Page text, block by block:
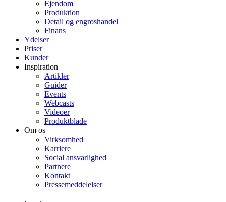
Ejendom
Produktion
Detail og engroshandel
Finans
Ydelser
Priser
Kunder
Inspiration
Artikler
Guider
Events
Webcasts
Videoer
Produktblade
Om os
Virksomhed
Karriere
Social ansvarlighed
Partnere
Kontakt
Pressemeddelelser